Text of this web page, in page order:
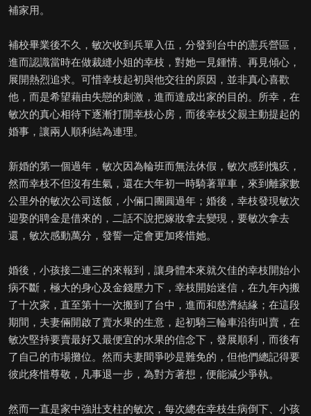
補家用。
補校畢業後不久，敏次收到兵單入伍，分發到台中的憲兵營區，
進而認識當時在做裁縫小姐的幸枝，對她一見鍾情、再見傾心，
展開熱烈追求。可惜幸枝起初與他交往的原因，並非真心喜歡
他，而是希望藉由失戀的刺激，進而達成出家的目的。所幸，在
敏次的真心相待下逐漸打開幸枝心房，而後幸枝父親主動提起的
婚事，讓兩人順利結為連理。
新婚的第一個過年，敏次因為輪班而無法休假，敏次感到愧疚，
然而幸枝不但沒有生氣，還在大年初一時騎著單車，來到離家數
公里外的敏次公司送飯，小倆口團圓過年；婚後，幸枝發現敏次
迎娶的聘金是借來的，二話不說把嫁妝拿去變現，要敏次拿去
還，敏次感動萬分，發誓一定會更加疼惜她。
婚後，小孩接二連三的來報到，讓身體本來就欠佳的幸枝開始小
病不斷，極大的身心及金錢壓力下，幸枝開始迷信，在九年內搬
了十次家，直至第十一次搬到了台中，進而和慈濟結緣；在這段
期間，夫妻倆開啟了賣水果的生意，起初騎三輪車沿街叫賣，在
敏次堅持要賣最好又最便宜的水果的信念下，發展順利，而後有
了自己的市場攤位。然而夫妻間爭吵是難免的，但他們總記得要
彼此疼惜尊敬，凡事退一步，為對方著想，便能減少爭執。
然而一直是家中強壯支柱的敏次，每次總在幸枝生病倒下、小孩